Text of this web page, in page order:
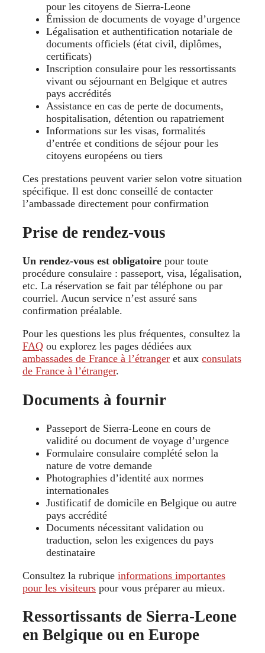
pour les citoyens de Sierra‑Leone
Émission de documents de voyage d’urgence
Légalisation et authentification notariale de
documents officiels (état civil, diplômes,
certificats)
Inscription consulaire pour les ressortissants
vivant ou séjournant en Belgique et autres
pays accrédités
Assistance en cas de perte de documents,
hospitalisation, détention ou rapatriement
Informations sur les visas, formalités
d’entrée et conditions de séjour pour les
citoyens européens ou tiers
Ces prestations peuvent varier selon votre situation
spécifique. Il est donc conseillé de contacter
l’ambassade directement pour confirmation
Prise de rendez‑vous
Un rendez‑vous est obligatoire pour toute
procédure consulaire : passeport, visa, légalisation,
etc. La réservation se fait par téléphone ou par
courriel. Aucun service n’est assuré sans
confirmation préalable.
Pour les questions les plus fréquentes, consultez la
FAQ ou explorez les pages dédiées aux
ambassades de France à l’étranger et aux consulats
de France à l’étranger.
Documents à fournir
Passeport de Sierra‑Leone en cours de
validité ou document de voyage d’urgence
Formulaire consulaire complété selon la
nature de votre demande
Photographies d’identité aux normes
internationales
Justificatif de domicile en Belgique ou autre
pays accrédité
Documents nécessitant validation ou
traduction, selon les exigences du pays
destinataire
Consultez la rubrique informations importantes
pour les visiteurs pour vous préparer au mieux.
Ressortissants de Sierra‑Leone
en Belgique ou en Europe